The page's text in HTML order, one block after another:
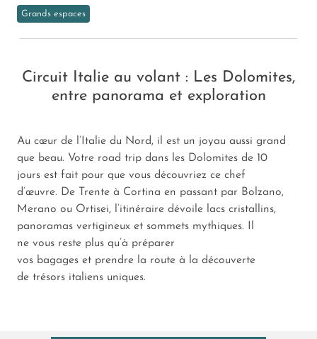
Grands espaces
Circuit Italie au volant : Les Dolomites,
entre panorama et exploration
Au cœur de l’Italie du Nord, il est un joyau aussi grand
que beau. Votre road trip dans les Dolomites de 10
jours est fait pour que vous découvriez ce chef
d’œuvre. De Trente à Cortina en passant par Bolzano,
Merano ou Ortisei, l’itinéraire dévoile lacs cristallins,
panoramas vertigineux et sommets mythiques. Il
ne vous reste plus qu’à préparer
vos bagages et prendre la route à la découverte
de trésors italiens uniques.